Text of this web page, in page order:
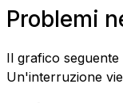
Problemi
Il grafico
Un'interruzione